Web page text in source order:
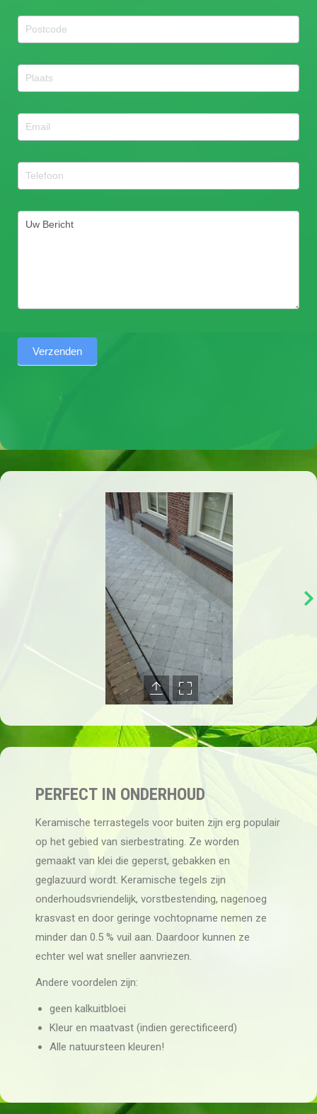
Verzenden
PERFECT IN ONDERHOUD
Keramische terrastegels voor buiten zijn erg populair
op het gebied van sierbestrating. Ze worden
gemaakt van klei die geperst, gebakken en
geglazuurd wordt. Keramische tegels zijn
onderhoudsvriendelijk, vorstbestending, nagenoeg
krasvast en door geringe vochtopname nemen ze
minder dan 0.5 % vuil aan. Daardoor kunnen ze
echter wel wat sneller aanvriezen.
Andere voordelen zijn:
geen kalkuitbloei
Kleur en maatvast (indien gerectificeerd)
Alle natuursteen kleuren!